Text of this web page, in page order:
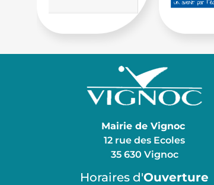
Mairie de Vignoc
12 rue des Ecoles
35 630 Vignoc
Horaires d'Ouverture